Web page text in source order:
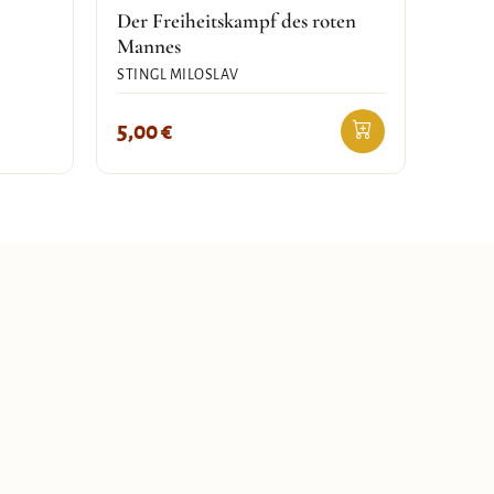
Der Freiheitskampf des roten
Mannes
STINGL MILOSLAV
5,00€